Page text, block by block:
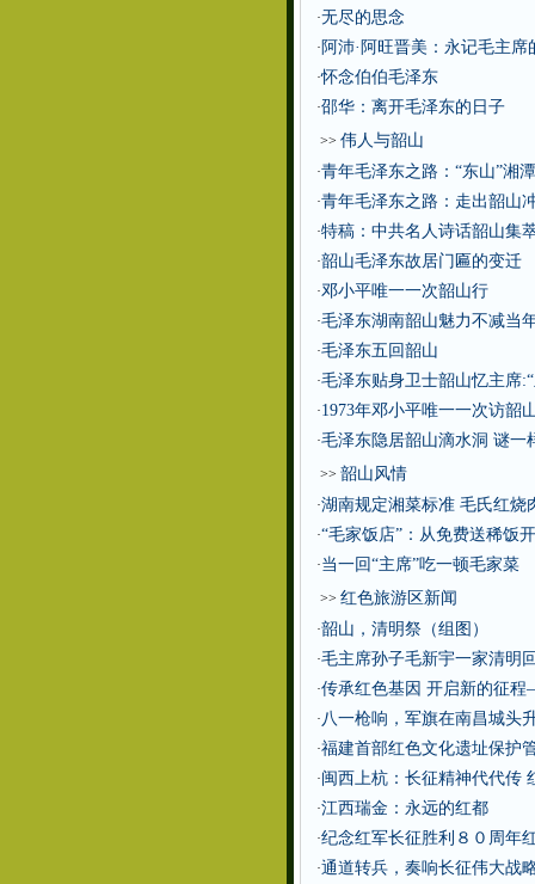
·无尽的思念
· 阿沛·阿旺晋美：永记毛主席
·怀念伯伯毛泽东
·邵华：离开毛泽东的日子
>> 伟人与韶山
·青年毛泽东之路：“东山”湘
·青年毛泽东之路：走出韶山
·特稿：中共名人诗话韶山集
·韶山毛泽东故居门匾的变迁
·邓小平唯一一次韶山行
·毛泽东湖南韶山魅力不减当
·毛泽东五回韶山
·毛泽东贴身卫士韶山忆主席
·1973年邓小平唯一一次访韶
·毛泽东隐居韶山滴水洞 谜一
>> 韶山风情
·湖南规定湘菜标准 毛氏红烧
·“毛家饭店”：从免费送稀饭
·当一回“主席”吃一顿毛家菜
>> 红色旅游区新闻
·韶山，清明祭（组图）
·毛主席孙子毛新宇一家清明
·传承红色基因 开启新的征
·八一枪响，军旗在南昌城头
·福建首部红色文化遗址保护
·闽西上杭：长征精神代代传
·江西瑞金：永远的红都
·纪念红军长征胜利８０周年
·通道转兵，奏响长征伟大战